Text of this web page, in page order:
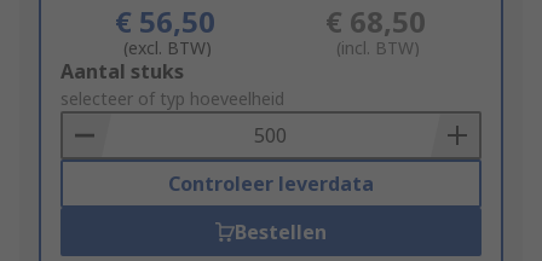
€ 56,50
(excl. BTW)
€ 68,50
(incl. BTW)
Add
to
Basket
Aantal stuks
selecteer of typ hoeveelheid
Controleer leverdata
Bestellen